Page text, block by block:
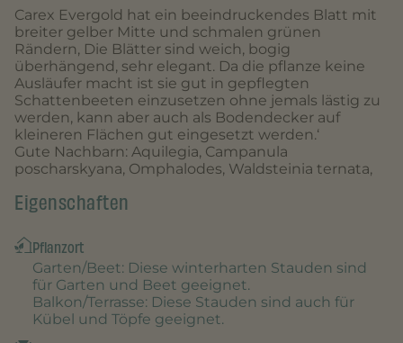
Carex Evergold hat ein beeindruckendes Blatt mit
breiter gelber Mitte und schmalen grünen
Rändern, Die Blätter sind weich, bogig
überhängend, sehr elegant. Da die pflanze keine
Ausläufer macht ist sie gut in gepflegten
Schattenbeeten einzusetzen ohne jemals lästig zu
werden, kann aber auch als Bodendecker auf
kleineren Flächen gut eingesetzt werden.‘
Gute Nachbarn: Aquilegia, Campanula
poscharskyana, Omphalodes, Waldsteinia ternata,
Eigenschaften
Pflanzort
Garten/Beet: Diese winterharten Stauden sind
für Garten und Beet geeignet.
Balkon/Terrasse: Diese Stauden sind auch für
Kübel und Töpfe geeignet.